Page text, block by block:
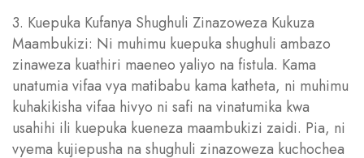
3. Kuepuka Kufanya Shughuli Zinazoweza Kukuza
Maambukizi: Ni muhimu kuepuka shughuli ambazo
zinaweza kuathiri maeneo yaliyo na fistula. Kama
unatumia vifaa vya matibabu kama katheta, ni muhimu
kuhakikisha vifaa hivyo ni safi na vinatumika kwa
usahihi ili kuepuka kueneza maambukizi zaidi. Pia, ni
vyema kujiepusha na shughuli zinazoweza kuchochea